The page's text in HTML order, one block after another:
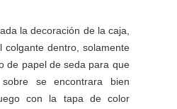
la decoración de la caja,
colgante dentro, solamente
de papel de seda para que
se encontrara bien
con la tapa de color